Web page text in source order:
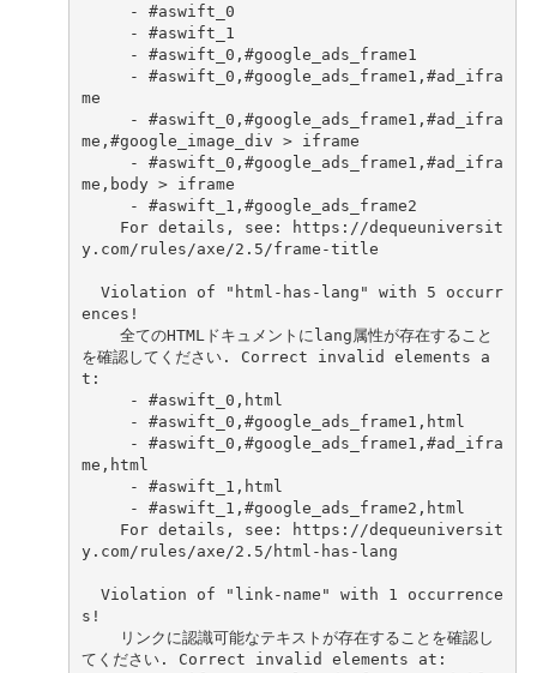
     - #aswift_0
     - #aswift_1
     - #aswift_0,#google_ads_frame1
me
me,#google_image_div > iframe
me,body > iframe
     - #aswift_1,#google_ads_frame2
y.com/rules/axe/2.5/frame-title
ences!
を確認してください. Correct invalid elements a
t:
     - #aswift_0,html
     - #aswift_0,#google_ads_frame1,html
me,html
     - #aswift_1,html
     - #aswift_1,#google_ads_frame2,html
y.com/rules/axe/2.5/html-has-lang
s!
てください. Correct invalid elements at: